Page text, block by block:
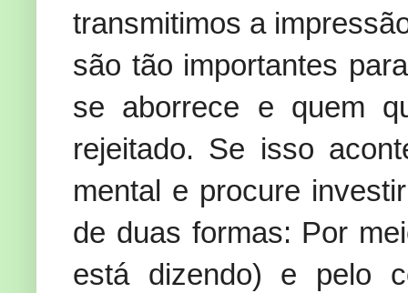
transmitimos a
são tão importantes
se aborrece e quem
rejeitado. Se isso
mental e procure
de duas formas: Por
está dizendo) e pelo